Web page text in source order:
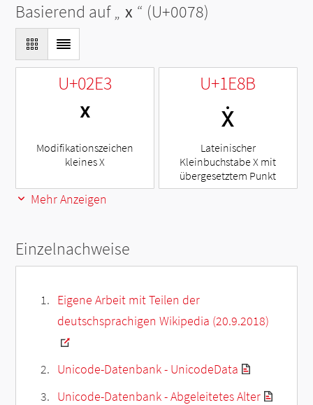
Basierend auf „ x “ (U+0078)
U+02E3
ˣ
Modifikationszeichen
kleines X
U+1E8B
ẋ
Lateinischer
Kleinbuchstabe X mit
übergesetztem Punkt
Mehr Anzeigen
Einzelnachweise
Eigene Arbeit mit Teilen der
deutschsprachigen Wikipedia (20.9.2018)
Unicode-Datenbank - UnicodeData
Unicode-Datenbank - Abgeleitetes Alter